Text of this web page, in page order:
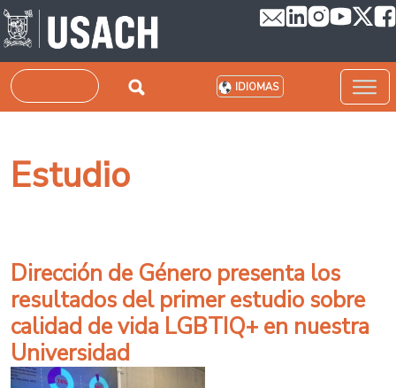
Pasar al contenido principal
Buscar IDIOMAS
Estudio
Dirección de Género presenta los
resultados del primer estudio sobre
calidad de vida LGBTIQ+ en nuestra
Universidad